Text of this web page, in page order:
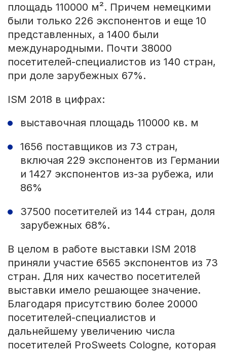
площадь 110000 м². Причем немецкими
были только 226 экспонентов и еще 10
представленных, а 1400 были
международными. Почти 38000
посетителей-специалистов из 140 стран,
при доле зарубежных 67%.
ISM 2018 в цифрах:
выставочная площадь 110000 кв. м
1656 поставщиков из 73 стран,
включая 229 экспонентов из Германии
и 1427 экспонентов из-за рубежа, или
86%
37500 посетителей из 144 стран, доля
зарубежных 68%.
В целом в работе выставки ISM 2018
приняли участие 6565 экспонентов из 73
стран. Для них качество посетителей
выставки имело решающее значение.
Благодаря присутствию более 20000
посетителей-специалистов и
дальнейшему увеличению числа
посетителей ProSweets Cologne, которая